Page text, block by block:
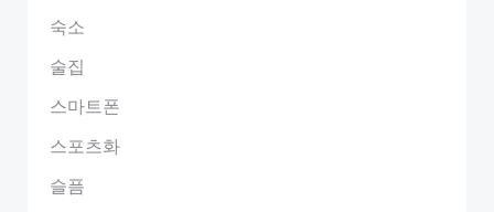
숙소
술집
스마트폰
스포츠화
슬픔